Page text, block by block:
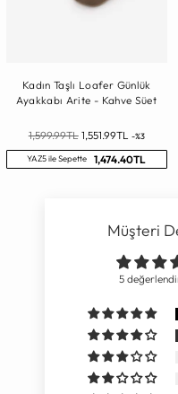
Kadın Taşlı Loafer Günlük
Ayakkabı Arite - Kahve Süet
Normal
Fiyat
1,599.99TL 1,551.99TL -%3
YAZ5 ile Sepette 1,474.40TL
Müşteri
5